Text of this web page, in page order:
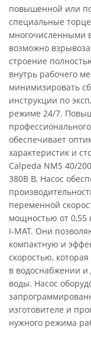
повышенной или
специальные
многочисленными
возможно
строение
внутрь рабочего
минимизировать
инструкции по
режиме 24/7.
обеспечивает
характеристик и
Calpeda NMS 40/
380В В. Насос
переменной
мощностью от 0,55
I-MAT. Они
компактную и
скоростью,
в водоснабжении и
воды. Насос
изготовителе и
нужного режима